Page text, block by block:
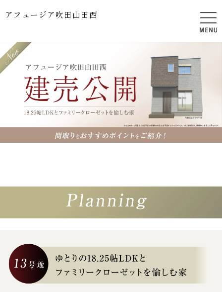
アフュージア吹田山田西